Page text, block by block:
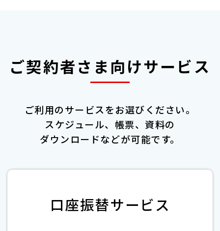
ご契約者さま向けサービス
ご利用のサービスをお選びください。
スケジュール、帳票、資料の
ダウンロードなどが可能です。
口座振替サービス